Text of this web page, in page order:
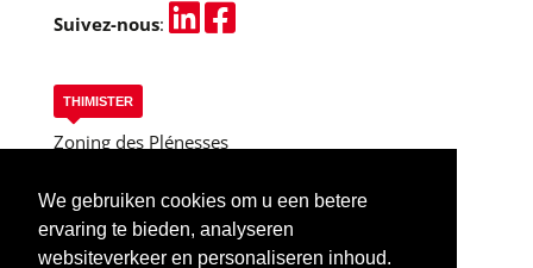
We gebruiken cookies om u een betere
ervaring te bieden, analyseren
websiteverkeer en personaliseren inhoud.
Suivez-nous:
THIMISTER
Zoning des Plénesses
B-4890 Thimister
T :+32 (0)87 445 955
Thimister (Liège)